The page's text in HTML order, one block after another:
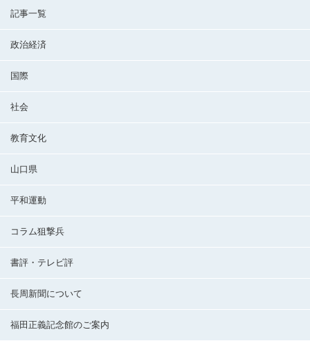
記事一覧
政治経済
国際
社会
教育文化
山口県
平和運動
コラム狙撃兵
書評・テレビ評
長周新聞について
福田正義記念館のご案内